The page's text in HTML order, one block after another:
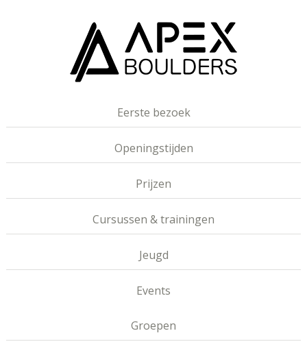
Eerste bezoek
Openingstijden
Prijzen
Cursussen & trainingen
Jeugd
Events
Groepen